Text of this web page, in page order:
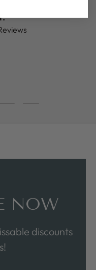
NOW
discounts